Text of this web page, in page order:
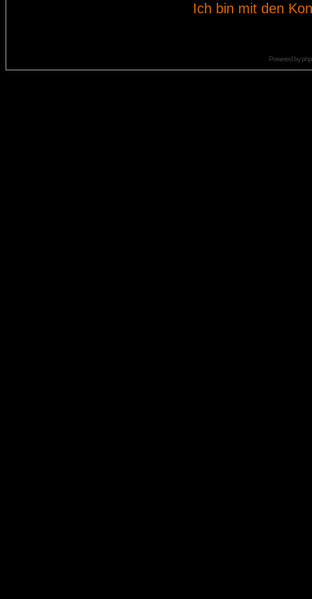
Ich bin mit den
Powered by